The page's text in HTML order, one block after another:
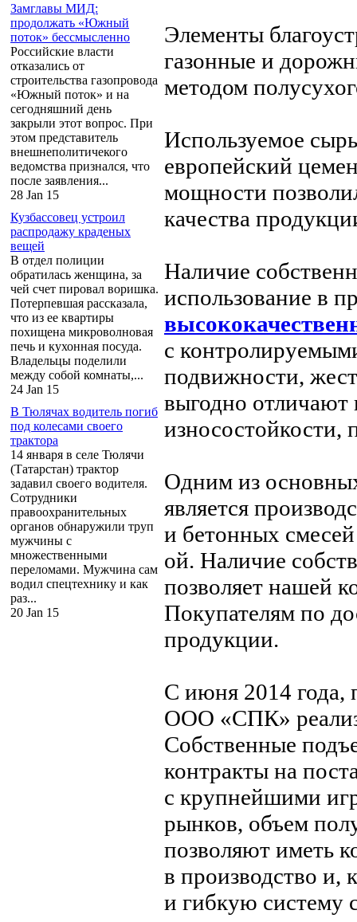
Замглавы МИД:
продолжать «Южный
поток» бессмысленно
Российские власти
отказались от
строительства газопровода
«Южный поток» и на
сегодняшний день
закрыли этот вопрос. При
этом представитель
внешнеполитичекого
ведомства признался, что
после заявления...
28 Jan 15
Кузбассовец устроил
распродажу краденых
вещей
В отдел полиции
обратилась женщина, за
чей счет пировал воришка.
Потерпевшая рассказала,
что из ее квартиры
похищена микроволновая
печь и кухонная посуда.
Владельцы поделили
между собой комнаты,...
24 Jan 15
В Тюлячах водитель погиб
под колесами своего
трактора
14 января в селе Тюлячи
(Татарстан) трактор
задавил своего водителя.
Сотрудники
правоохранительных
органов обнаружили труп
мужчины с
множественными
переломами. Мужчина сам
водил спецтехнику и как
раз...
20 Jan 15
Элементы
газонные и
методом
Используемое
европейский
мощности
качества
Наличие
использование в
с
подвижности,
выгодно отличают
износостойкости,
Одним из
является
и бетонных
ой. Наличие
позволяет нашей
Покупателям по
продукции.
С июня 2014 года,
ООО «СПК»
Собственные
контракты на
с крупнейшими
рынков, объем
позволяют иметь
в производство и,
и гибкую систему